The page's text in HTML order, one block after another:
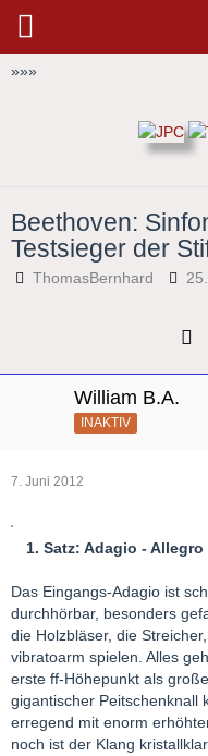
»»»
Beethoven:
Testsieger der
ThomasBernhard
William B.A.
INAKTIV
7. Juni 2012
1. Satz: Adagio - Allegro
Das Eingangs-Adagio ist
durchhörbar, besonders
die Holzbläser, die
vibratoarm spielen. Alles
erste ff-Höhepunkt als
gigantischer Peitschenknall
erregend mit enorm
noch ist der Klang